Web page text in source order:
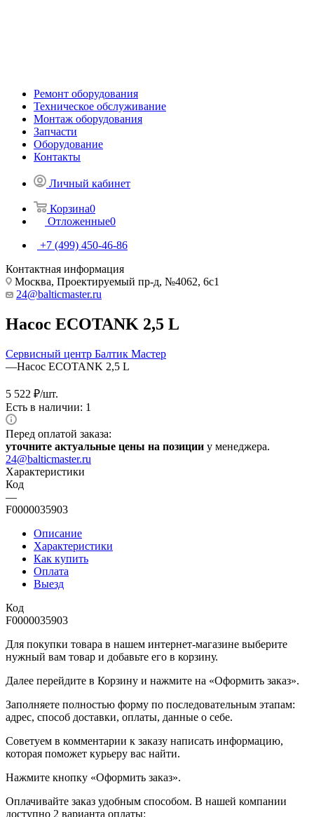
Ремонт оборудования
Техническое обслуживание
Монтаж оборудования
Запчасти
Оборудование
Контакты
Личный кабинет
Корзина0
Отложенные0
+7 (499) 450-46-86
Контактная информация
Москва, Проектируемый пр-д, №4062, 6с1
24@balticmaster.ru
Насос ECOTANK 2,5 L
Сервисный центр Балтик Мастер
—Насос ECOTANK 2,5 L
5 522 ₽/шт.
Есть в наличии: 1
Перед оплатой заказа:
уточните актуальные цены на позиции у менеджера.
24@balticmaster.ru
Характеристики
Код
—
F0000035903
Описание
Характеристики
Как купить
Оплата
Выезд
Код
F0000035903
Для покупки товара в нашем интернет-магазине выберите
нужный вам товар и добавьте его в корзину.
Далее перейдите в Корзину и нажмите на «Оформить заказ».
​​​​​​​Заполняете полностью форму по последовательным этапам:
адрес, способ доставки, оплаты, данные о себе.
​​​​​​​Советуем в комментарии к заказу написать информацию,
которая поможет курьеру вас найти.
​​​​​​​Нажмите кнопку «Оформить заказ».
Оплачивайте заказ удобным способом. В нашей компании
доступно 2 варианта оплаты: